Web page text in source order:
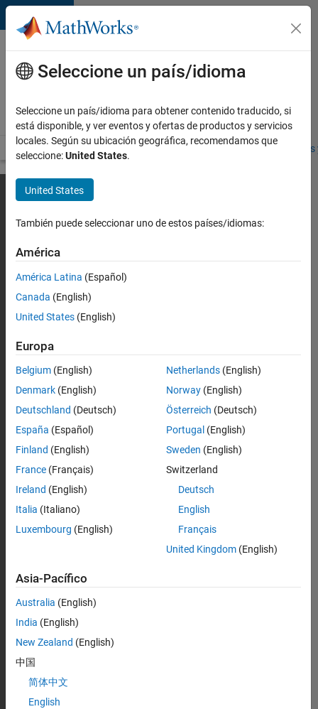
Saltar al contenido
Ofertas
de
empleo
MathWorks
Visión general Búsqueda de empleo Oficinas locales
Seleccione un país/idioma
Seleccione un país/idioma para obtener contenido traducido, si
está disponible, y ver eventos y ofertas de productos y servicios
locales. Según su ubicación geográfica, recomendamos que
seleccione:United States.
United States
También puede seleccionar uno de estos países/idiomas:
América
América Latina (Español)
Canada (English)
United States (English)
Europa
Belgium (English)
Denmark (English)
Deutschland (Deutsch)
España (Español)
Finland (English)
France (Français)
Ireland (English)
Italia (Italiano)
Luxembourg (English)
Netherlands(English)
Norway(English)
Österreich (Deutsch)
Portugal (English)
Sweden (English)
Switzerland
Deutsch
English
Français
United Kingdom(English)
Asia-Pacífico
Australia (English)
India (English)
New Zealand (English)
中国
简体中文
English